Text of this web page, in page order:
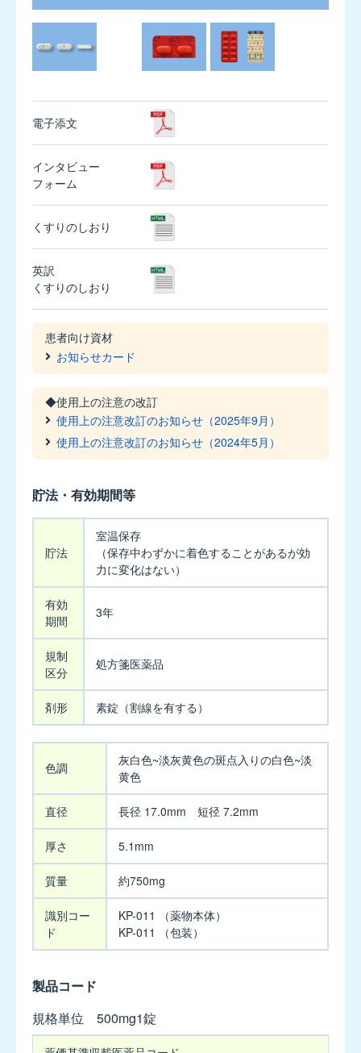
リ
ラ
ジ
ェ
ア
30
吸
入
用
エ
ク
リ
ラ
400μg
ジ
ヌ
エ
60
用
カ
キ
プ
レ
ス
錠
5mg
キ
プ
ス
錠
10mg
キ
プ
レ
ス
OD
10mg
【販
売
中
止
電子添文
インタビュー
フォーム
くすりのしおり
英訳
くすりのしおり
患者向け資材
お知らせカード
◆使用上の注意の改訂
使用上の注意改訂のお知らせ（2025年9月）
使用上の注意改訂のお知らせ（2024年5月）
貯法・有効期間等
貯法
室温保存
（保存中わずかに着色することがあるが効
力に変化はない）
有効
期間
3年
規制
区分
処方箋医薬品
剤形 素錠（割線を有する）
色調
灰白色~淡灰黄色の斑点入りの白色~淡
黄色
直径 長径 17.0mm 短径 7.2mm
厚さ 5.1mm
質量 約750mg
識別コー
ド
KP-011 （薬物本体）
KP-011 （包装）
製品コード
規格単位 500mg1錠